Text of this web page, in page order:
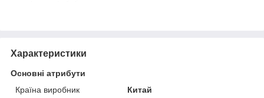
Характеристики
Основні атрибути
Країна виробник
Китай